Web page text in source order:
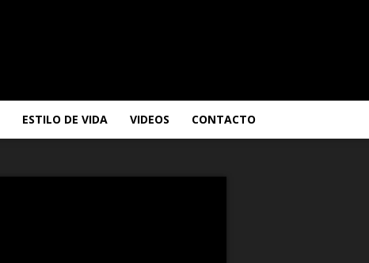
ESTILO DE VIDA VIDEOS CONTACTO